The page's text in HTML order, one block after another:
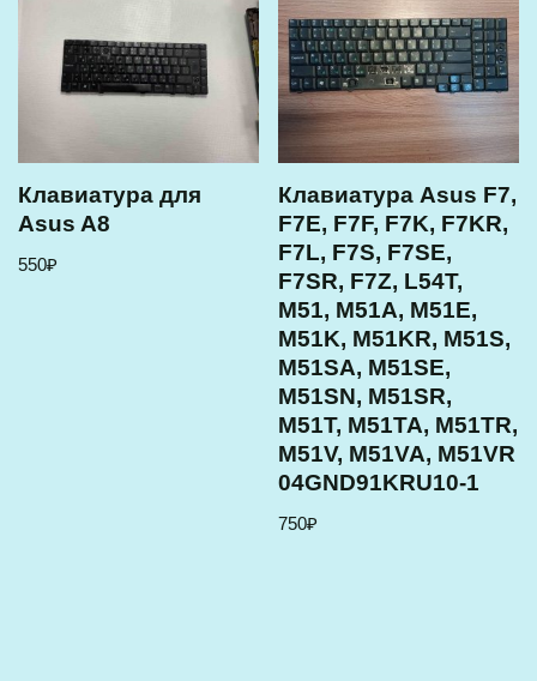
Клавиатура для
Asus A8
550₽
Клавиатура Asus F7,
F7E, F7F, F7K, F7KR,
F7L, F7S, F7SE,
F7SR, F7Z, L54T,
M51, M51A, M51E,
M51K, M51KR, M51S,
M51SA, M51SE,
M51SN, M51SR,
M51T, M51TA, M51TR,
M51V, M51VA, M51VR
04GND91KRU10-1
750₽